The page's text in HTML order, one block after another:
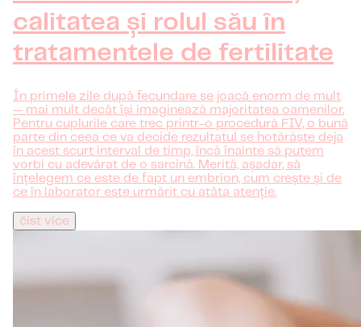
calitatea și rolul său în
tratamentele de fertilitate
În primele zile după fecundare se joacă enorm de mult
— mai mult decât își imaginează majoritatea oamenilor.
Pentru cuplurile care trec printr-o procedură FIV, o bună
parte din ceea ce va decide rezultatul se hotărăște deja
în acest scurt interval de timp, încă înainte să putem
vorbi cu adevărat de o sarcină. Merită, așadar, să
înțelegem ce este de fapt un embrion, cum crește și de
ce în laborator este urmărit cu atâta atenție.
číst více